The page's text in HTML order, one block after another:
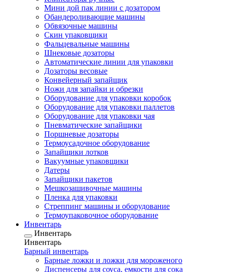
Мини дой пак линии с дозатором
Обандероливающие машины
Обвязочные машины
Скин упаковщики
Фальцевальные машины
Шнековые дозаторы
Автоматические линии для упаковки
Дозаторы весовые
Конвейерный запайщик
Ножи для запайки и обрезки
Оборудование для упаковки коробок
Оборудование для упаковки паллетов
Оборудование для упаковки чая
Пневматические запайщики
Поршневые дозаторы
Термоусадочное оборудование
Запайщики лотков
Вакуумные упаковщики
Датеры
Запайщики пакетов
Мешкозашивочные машины
Пленка для упаковки
Стреппинг машины и оборудование
Термоупаковочное оборудование
Инвентарь
Инвентарь
Инвентарь
Барный инвентарь
Барные ложки и ложки для мороженого
Диспенсеры для соуса, емкости для сока